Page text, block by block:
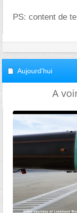
PS: content de
Aujourd'hui
A